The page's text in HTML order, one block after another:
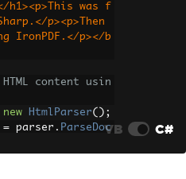
h1><p>This was f
p><p>Then
IronPDF.</p></b
content usin
new HtmlParser();
= parser . ParseDocVB C#